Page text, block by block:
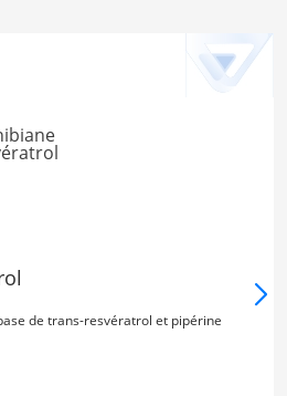
de trans-resvératrol et pipérine